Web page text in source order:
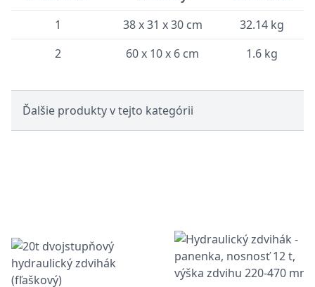
1
38 x 31 x 30 cm
32.14 kg
2
60 x 10 x 6 cm 1.6 kg
Ďalšie produkty v tejto kategórii